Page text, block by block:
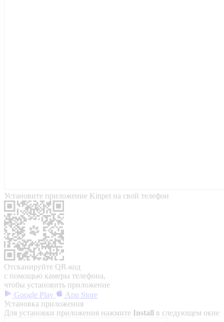
Установите приложение Kinpet на свой телефон
Отсканируйте QR-код
с помощью камеры телефона,
чтобы установить приложение
Google Play
App Store
Установка приложения
Для установки приложения нажмите Install в следующем окне